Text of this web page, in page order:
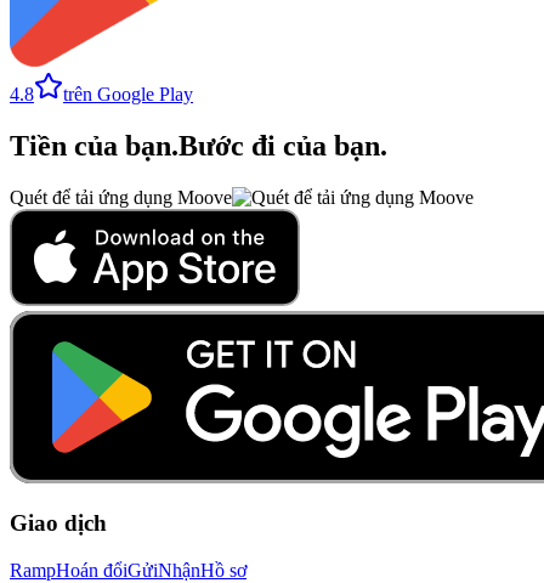
4.8 trên Google Play
Tiền của bạn.Bước đi của bạn.
Quét để tải ứng dụng Moove
Giao dịch
RampHoán đổiGửiNhậnHồ sơ